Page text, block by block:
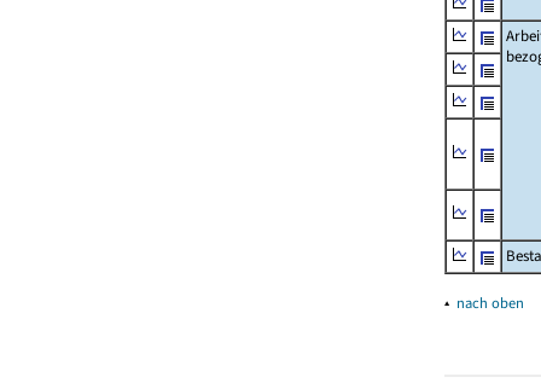
▴ nach oben